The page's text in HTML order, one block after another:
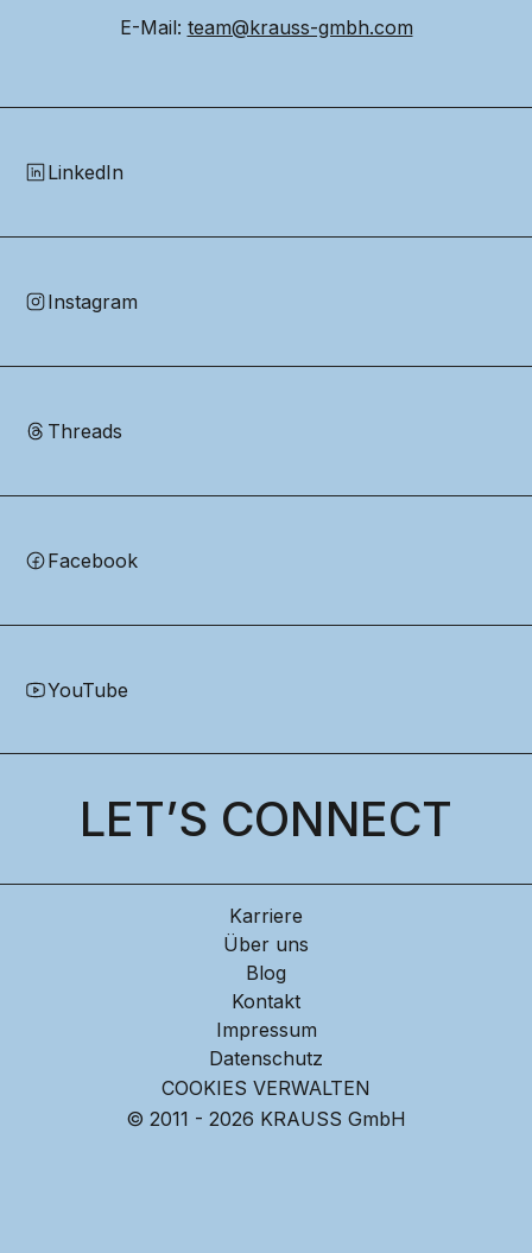
E-Mail: team@krauss-gmbh.com
LinkedIn
Instagram
Threads
Facebook
YouTube
LET’S CONNECT
Karriere
Über uns
Blog
Kontakt
Impressum
Datenschutz
COOKIES VERWALTEN
© 2011 - 2026 KRAUSS GmbH